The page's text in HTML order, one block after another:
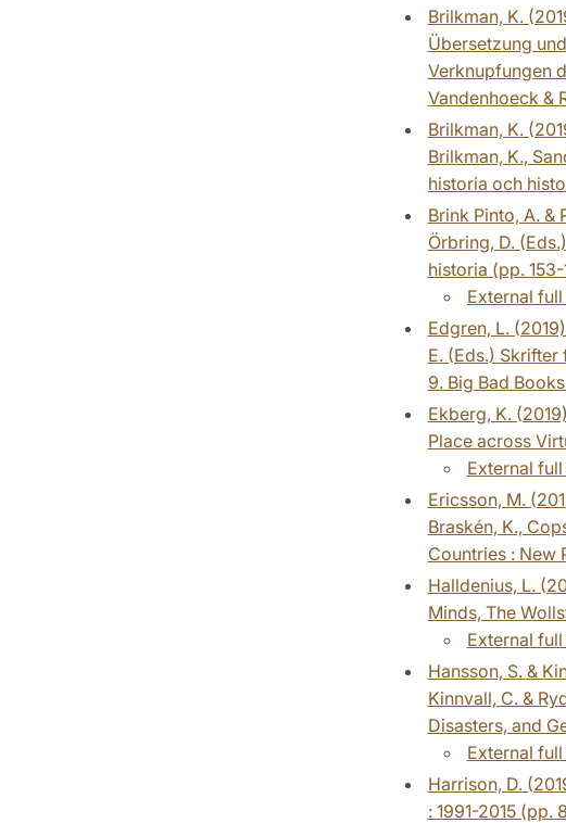
Brilkman, K.
Übersetzung
Verknupfungen
Vandenhoeck &
Brilkman, K.
Brilkman, K.,
historia och
Brink Pinto, A. &
Örbring, D.
historia (pp.
External
Edgren, L.
E. (Eds.)
9. Big Bad
Ekberg, K.
Place across
External
Ericsson, M.
Braskén, K.,
Countries : New
Halldenius, L.
Minds, The
External
Hansson, S. &
Kinnvall, C. &
Disasters, and
External
Harrison, D.
: 1991-2015 (pp.